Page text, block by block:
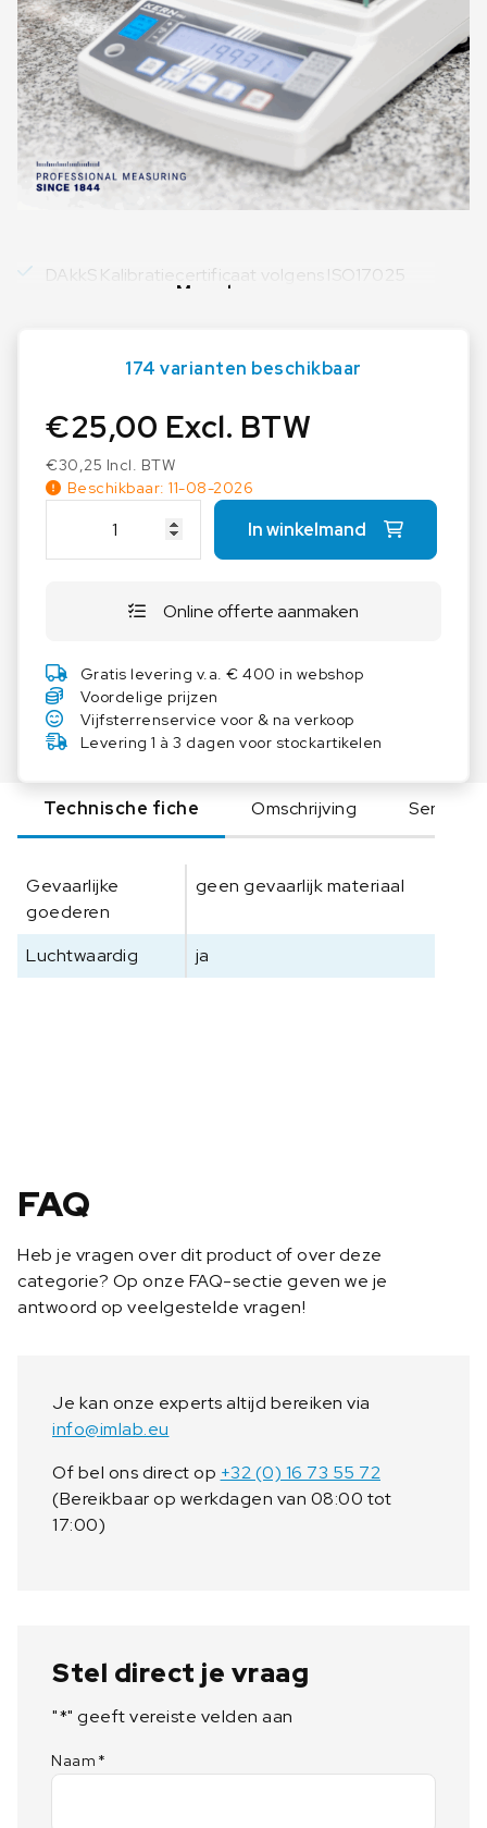
DAkkS Kalibratiecertificaat volgens ISO17025
Meer lezen
174 varianten beschikbaar
€25,00 Excl. BTW
€30,25 Incl. BTW
Beschikbaar: 11-08-2026
R
k
k
S
K
l
b
a
t
i
e
a
9
6
2
9
a
In winkelmand
Online offerte aanmaken
Gratis levering v.a. € 400 in webshop
Voordelige prijzen
Vijfsterrenservice voor & na verkoop
Levering 1 à 3 dagen voor stockartikelen
Technische fiche Omschrijving Serie
Gevaarlijke
goederen
geen gevaarlijk materiaal
Luchtwaardig ja
FAQ
Heb je vragen over dit product of over deze
categorie? Op onze FAQ-sectie geven we je
antwoord op veelgestelde vragen!
Je kan onze experts altijd bereiken via
info@imlab.eu
Of bel ons direct op +32 (0) 16 73 55 72
(Bereikbaar op werkdagen van 08:00 tot
17:00)
Stel direct je vraag
"*" geeft vereiste velden aan
Naam *